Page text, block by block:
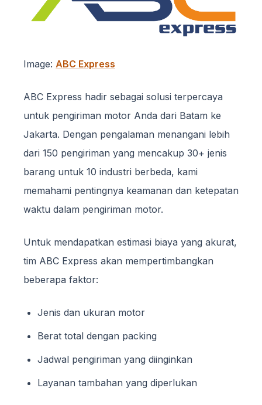
Image: ABC Express
ABC Express hadir sebagai solusi terpercaya
untuk pengiriman motor Anda dari Batam ke
Jakarta. Dengan pengalaman menangani lebih
dari 150 pengiriman yang mencakup 30+ jenis
barang untuk 10 industri berbeda, kami
memahami pentingnya keamanan dan ketepatan
waktu dalam pengiriman motor.
Untuk mendapatkan estimasi biaya yang akurat,
tim ABC Express akan mempertimbangkan
beberapa faktor:
Jenis dan ukuran motor
Berat total dengan packing
Jadwal pengiriman yang diinginkan
Layanan tambahan yang diperlukan